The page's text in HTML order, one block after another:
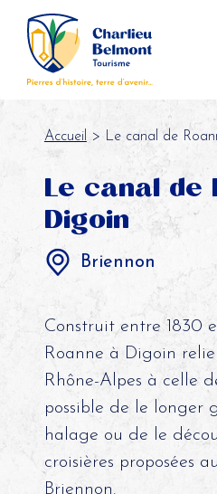
Accueil > Le canal de
Le canal de
Digoin
Briennon
Construit entre 1830
Roanne à Digoin
Rhône-Alpes à celle
possible de le longer
halage ou de le
croisières proposées
Briennon.
Panneau de gestion des